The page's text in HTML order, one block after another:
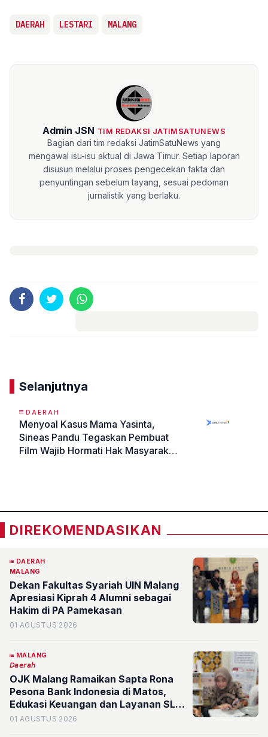
DAERAH LESTARI MALANG
Admin JSN TIM REDAKSI JATIMSATUNEWS
Bagian dari tim redaksi JatimSatuNews yang
mengawal isu-isu aktual di Jawa Timur. Setiap laporan
disusun melalui proses pengecekan fakta dan
penyuntingan sebelum tayang, sesuai pedoman
jurnalistik yang berlaku.
Selanjutnya
DAERAH
Menyoal Kasus Mama Yasinta,
Sineas Pandu Tegaskan Pembuat
Film Wajib Hormati Hak Masyarakat
DIREKOMENDASIKAN
DAERAH
MALANG
Dekan Fakultas Syariah UIN Malang
Apresiasi Kiprah 4 Alumni sebagai
Hakim di PA Pamekasan
01 AGUSTUS 2026
MALANG
𝘋𝘢𝘦𝘳𝘢𝘩
OJK Malang Ramaikan Sapta Rona
Pesona Bank Indonesia di Matos,
Edukasi Keuangan dan Layanan SLIK
Disambut Antusias Pengunjung
01 AGUSTUS 2026